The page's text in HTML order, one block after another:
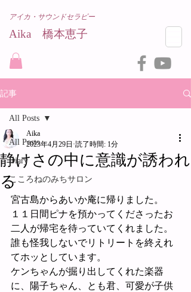
Aika 橋本恵子​
アイカ・サウンドセラピー
記事
All Posts
Diary
こころねのみちサロン
All Posts
静けさの中に意識が誘われ
る
Aika
2023年4月29日 読了時間: 1分
宮古島からあいか庵に帰りました。
１１日間ピナを預かってくださったお
二人が帰宅を待っていてくれました。
誰も怪我しないでリトリートを終えれ
てホッとしています。
ケンちゃんが掘り出してくれた楽器
に、陽子ちゃん、とも君、可愛が子供